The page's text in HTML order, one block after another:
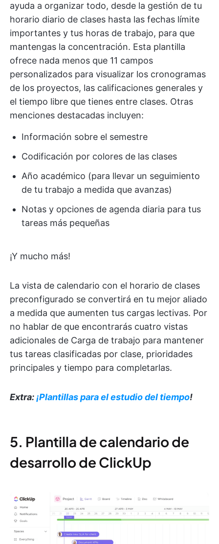
ayuda a organizar todo, desde la gestión de tu
horario diario de clases hasta las fechas límite
importantes y tus horas de trabajo, para que
mantengas la concentración. Esta plantilla
ofrece nada menos que 11 campos
personalizados para visualizar los cronogramas
de los proyectos, las calificaciones generales y
el tiempo libre que tienes entre clases. Otras
menciones destacadas incluyen:
Información sobre el semestre
Codificación por colores de las clases
Año académico (para llevar un seguimiento
de tu trabajo a medida que avanzas)
Notas y opciones de agenda diaria para tus
tareas más pequeñas
¡Y mucho más!
La vista de calendario con el horario de clases
preconfigurado se convertirá en tu mejor aliado
a medida que aumenten tus cargas lectivas. Por
no hablar de que encontrarás cuatro vistas
adicionales de Carga de trabajo para mantener
tus tareas clasificadas por clase, prioridades
principales y tiempo para completarlas.
Extra: ¡Plantillas para el estudio del tiempo!
5. Plantilla de calendario de
desarrollo de ClickUp